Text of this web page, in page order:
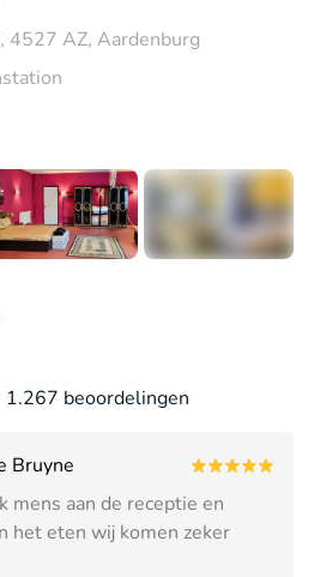
1.267 beoordelingen
Bruyne
mens aan de receptie en
het eten wij komen zeker
4527 AZ, Aardenburg